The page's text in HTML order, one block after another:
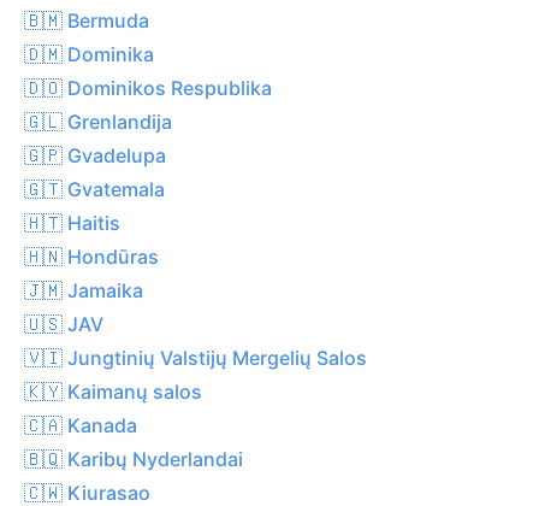
🇧🇲 Bermuda
🇩🇲 Dominika
🇩🇴 Dominikos Respublika
🇬🇱 Grenlandija
🇬🇵 Gvadelupa
🇬🇹 Gvatemala
🇭🇹 Haitis
🇭🇳 Hondūras
🇯🇲 Jamaika
🇺🇸 JAV
🇻🇮 Jungtinių Valstijų Mergelių Salos
🇰🇾 Kaimanų salos
🇨🇦 Kanada
🇧🇶 Karibų Nyderlandai
🇨🇼 Kiurasao